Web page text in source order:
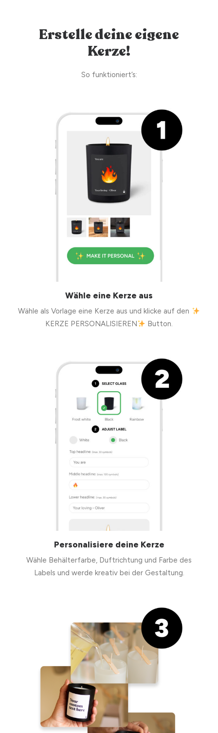
Erstelle deine eigene
Kerze!
So funktioniert’s:
Wähle eine Kerze aus
Wähle als Vorlage eine Kerze aus und klicke auf den
KERZE PERSONALISIEREN
Button.
Personalisiere deine Kerze
Wähle Behälterfarbe, Duftrichtung und Farbe des
Labels und werde kreativ bei der Gestaltung.